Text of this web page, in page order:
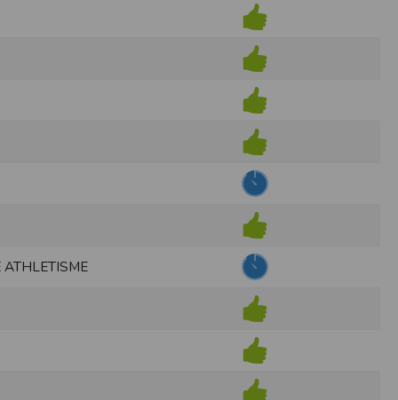
avoir fait l’objet de mises à jour. En
l’utilisateur, qui assume la totalité des
et des performances en terme de temps
tout sans droit à indemnités. L’utilisateur